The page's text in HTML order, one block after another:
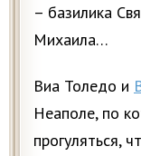
– базилика
Михаила…
Виа Толедо и
Неаполе, по
прогуляться,